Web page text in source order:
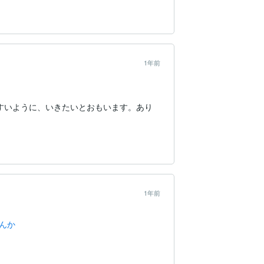
1年前
ように、いきたいとおもいます。あり
1年前
か